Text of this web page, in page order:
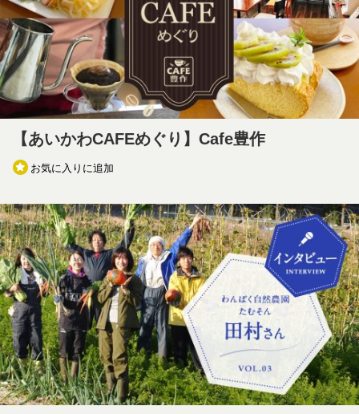
【あいかわCAFEめぐり】Cafe豊作
お気に入りに追加